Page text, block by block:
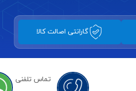
گارانتی اصالت کالا
تماس تلفنی